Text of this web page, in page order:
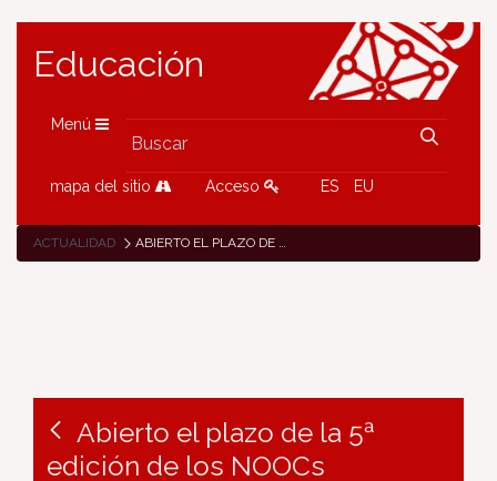
Educación
Menú
mapa del sitio Acceso ES EU
ACTUALIDAD ABIERTO EL PLAZO DE LA 5ª EDICIÓN DE LOS NOOCS ETWINNING
Abierto el plazo de la 5ª
edición de los NOOCs